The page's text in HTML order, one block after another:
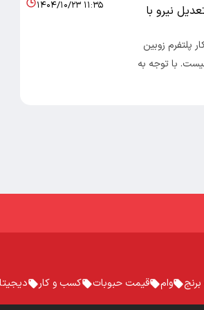
نیرو با
پلتفرم زوبین
با توجه به
۱۴۰۴/۱۰/۲۳ ۱۱:۳۵
وام قیمت حبوبات کسب و کار